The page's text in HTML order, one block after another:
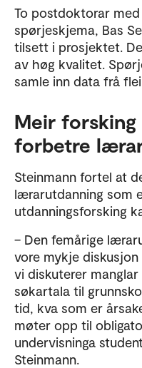
To postdoktorar
spørjeskjema, Bas
tilsett i prosjektet.
av høg kvalitet.
samle inn data frå
Meir forsking
forbetre
Steinmann fortel at
lærarutdanning som
utdanningsforsking
– Den femårige
vore mykje
vi diskuterer
søkartala til
tid, kva som er
møter opp til
undervisninga
Steinmann.